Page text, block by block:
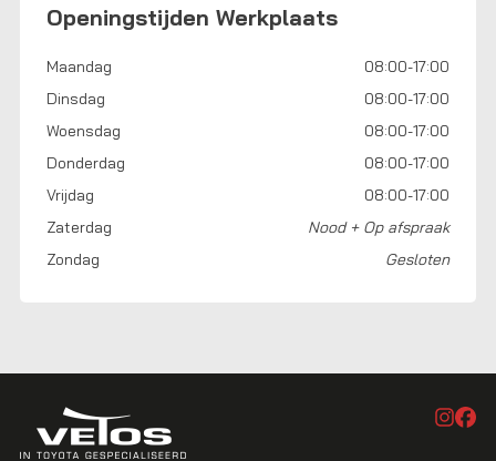
Openingstijden Werkplaats
Maandag
08:00-17:00
Dinsdag
08:00-17:00
Woensdag
08:00-17:00
Donderdag
08:00-17:00
Vrijdag
08:00-17:00
Zaterdag
Nood + Op afspraak
Zondag
Gesloten